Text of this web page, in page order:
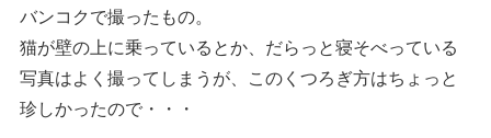
バンコクで撮ったもの。
猫が壁の上に乗っているとか、だらっと寝そべっている
写真はよく撮ってしまうが、このくつろぎ方はちょっと
珍しかったので・・・